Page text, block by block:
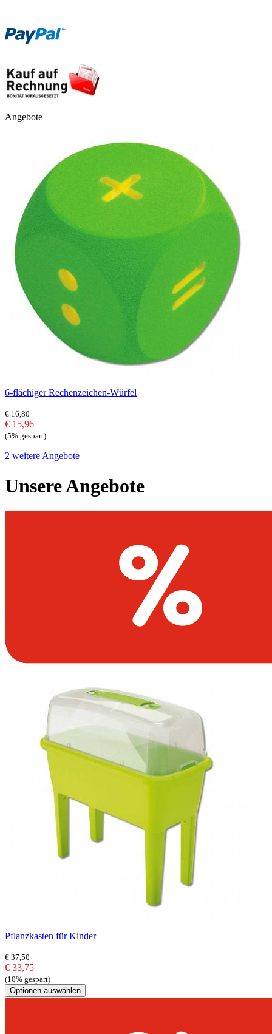
Angebote
6-flächiger Rechenzeichen-Würfel
€ 16,80
€ 15,96
(5% gespart)
2 weitere Angebote
Unsere Angebote
Pflanzkasten für Kinder
€ 37,50
€ 33,75
(10% gespart)